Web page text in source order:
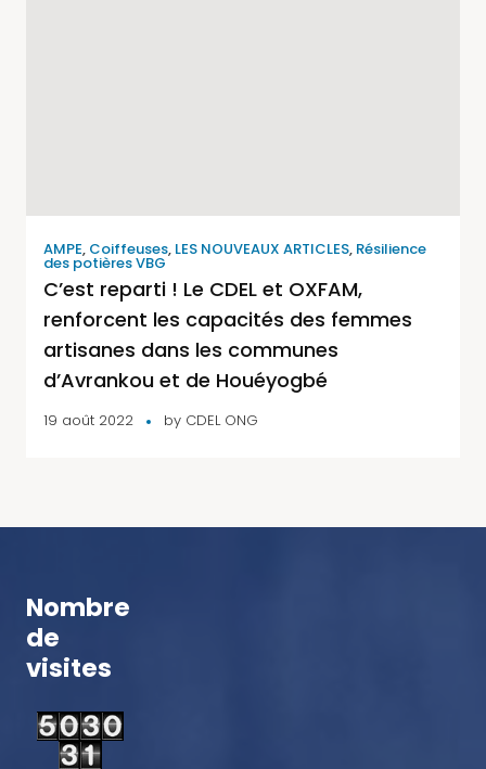
AMPE, Coiffeuses, LES NOUVEAUX ARTICLES, Résilience
des potières VBG
C’est reparti ! Le CDEL et OXFAM,
renforcent les capacités des femmes
artisanes dans les communes
d’Avrankou et de Houéyogbé
19 août 2022 by CDEL ONG
Nombre
de
visites